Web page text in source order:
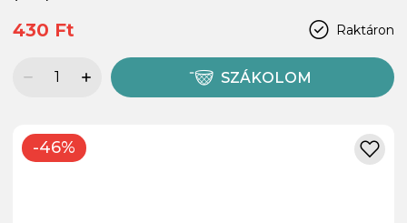
Raktáron
430 Ft
SZÁKOLOM
-46%